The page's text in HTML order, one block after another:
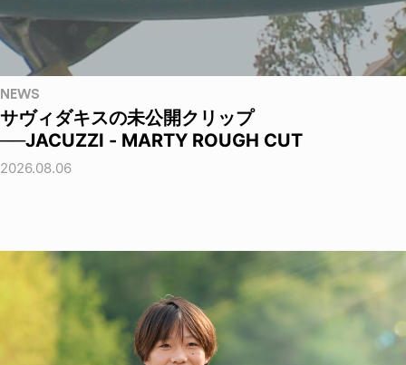
NEWS
サヴィダキスの未公開クリップ
──JACUZZI - MARTY ROUGH CUT
2026.08.06